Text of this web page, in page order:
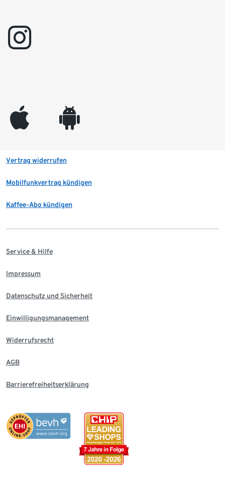
instagram
appleinc android
Vertrag widerrufen
Mobilfunkvertrag kündigen
Kaffee-Abo kündigen
Service & Hilfe
Impressum
Datenschutz und Sicherheit
Einwilligungsmanagement
Widerrufsrecht
AGB
Barrierefreiheitserklärung